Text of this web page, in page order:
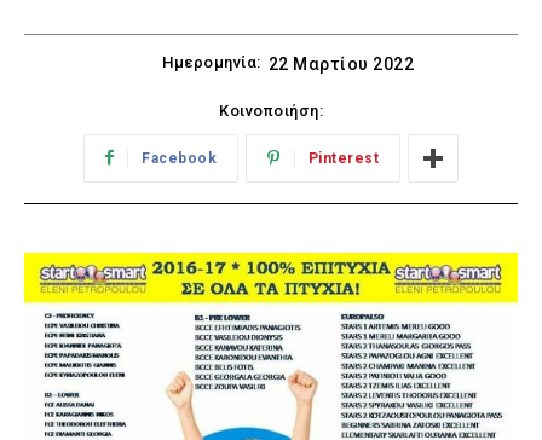
Ημερομηνία: 22 Μαρτίου 2022
Κοινοποιήση:
Facebook Pinterest